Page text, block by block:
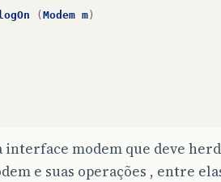
logOn ( Modem m )
interface modem que deve
e suas operações , entre